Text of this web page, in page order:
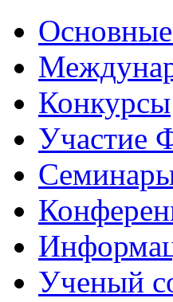
Основные
Конкурсы
Ученый